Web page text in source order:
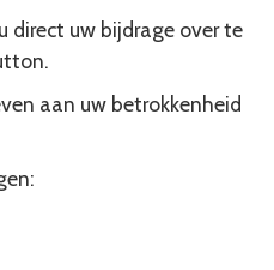
direct uw bijdrage over te
aan uw betrokkenheid